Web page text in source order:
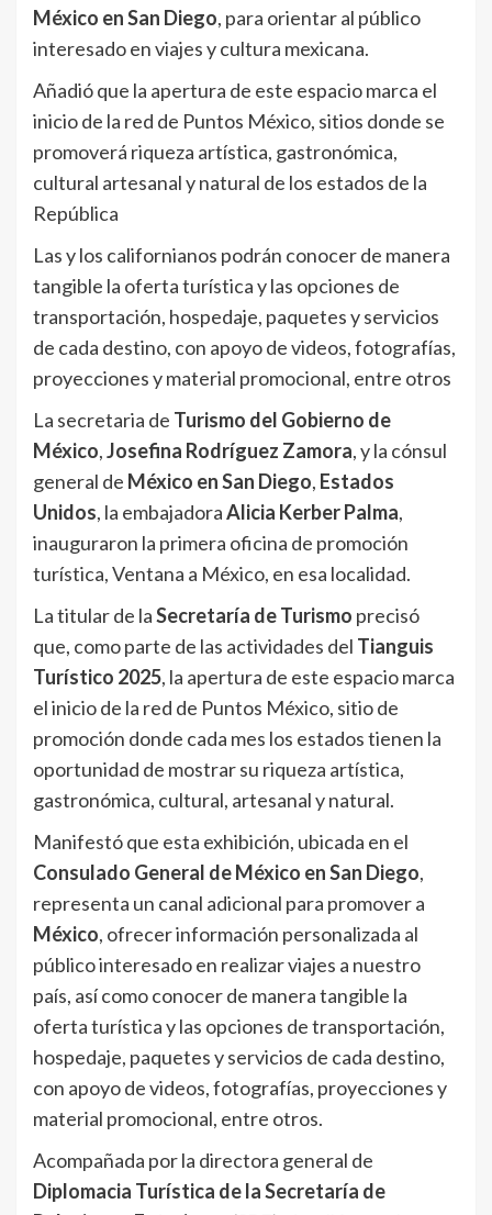
México en San Diego, para orientar al público
interesado en viajes y cultura mexicana.
Añadió que la apertura de este espacio marca el
inicio de la red de Puntos México, sitios donde se
promoverá riqueza artística, gastronómica,
cultural artesanal y natural de los estados de la
República
Las y los californianos podrán conocer de manera
tangible la oferta turística y las opciones de
transportación, hospedaje, paquetes y servicios
de cada destino, con apoyo de videos, fotografías,
proyecciones y material promocional, entre otros
La secretaria de Turismo del Gobierno de
México,Josefina Rodríguez Zamora, y la cónsul
general de México en San Diego, Estados
Unidos, la embajadoraAlicia Kerber Palma,
inauguraron la primera oficina de promoción
turística, Ventana a México, en esa localidad.
La titular de laSecretaría de Turismo precisó
que, como parte de las actividades del Tianguis
Turístico 2025, la apertura de este espacio marca
el inicio de la red de Puntos México, sitio de
promoción donde cada mes los estados tienen la
oportunidad de mostrar su riqueza artística,
gastronómica, cultural, artesanal y natural.
Manifestó que esta exhibición, ubicada en el
Consulado General de México en San Diego,
representa un canal adicional para promover a
México, ofrecer información personalizada al
público interesado en realizar viajes a nuestro
país, así como conocer de manera tangible la
oferta turística y las opciones de transportación,
hospedaje, paquetes y servicios de cada destino,
con apoyo de videos, fotografías, proyecciones y
material promocional, entre otros.
Acompañada por la directora general de
Diplomacia Turística de la Secretaría de